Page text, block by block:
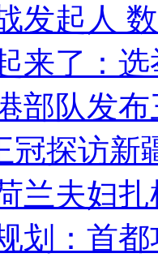
发起人
来了：
部队发
冠探访新
兰夫妇
划：首